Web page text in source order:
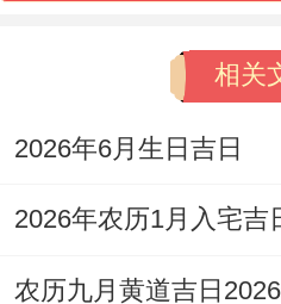
日子，结婚吉日指数
九）是十二月第二个
是丙午水年庚子土月
相关
2026年6月生日吉日